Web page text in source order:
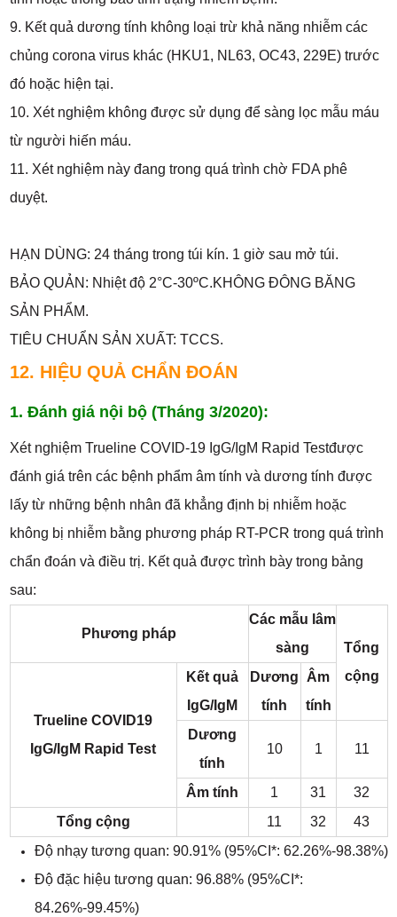
9. Kết quả dương tính không loại trừ khả năng nhiễm các
chủng corona virus khác (HKU1, NL63, OC43, 229E) trước
đó hoặc hiện tại.
10. Xét nghiệm không được sử dụng để sàng lọc mẫu máu
từ người hiến máu.
11. Xét nghiệm này đang trong quá trình chờ FDA phê
duyệt.
HẠN DÙNG: 24 tháng trong túi kín. 1 giờ sau mở túi.
BẢO QUẢN: Nhiệt độ 2°C-30ºC.KHÔNG ĐÔNG BĂNG
SẢN PHẨM.
TIÊU CHUẨN SẢN XUẤT: TCCS.
12. HIỆU QUẢ CHẨN ĐOÁN
1. Đánh giá nội bộ (Tháng 3/2020):
Xét nghiệm Trueline COVID-19 IgG/IgM Rapid Testđược
đánh giá trên các bệnh phẩm âm tính và dương tính được
lấy từ những bệnh nhân đã khẳng định bị nhiễm hoặc
không bị nhiễm bằng phương pháp RT-PCR trong quá trình
chẩn đoán và điều trị. Kết quả được trình bày trong bảng
sau:
Phương pháp
Các mẫu lâm
sàng
Tổng
cộng
Trueline COVID19
IgG/IgM Rapid Test
Kết quả
IgG/IgM
Dương
tính
Âm
tính
Dương
tính
10 1 11
Âm tính 1 31
32
Tổng cộng
11 32
43
Độ nhạy tương quan: 90.91% (95%CI*: 62.26%-98.38%)
Độ đặc hiệu tương quan: 96.88% (95%CI*:
84.26%-99.45%)